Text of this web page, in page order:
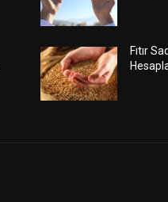
Fıtır